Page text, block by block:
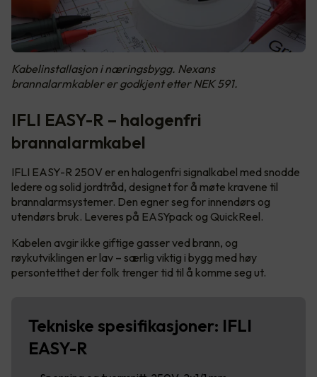
Kabelinstallasjon i næringsbygg. Nexans
brannalarmkabler er godkjent etter NEK 591.
IFLI EASY-R – halogenfri
brannalarmkabel
IFLI EASY-R 250V er en halogenfri signalkabel med snodde
ledere og solid jordtråd, designet for å møte kravene til
brannalarmsystemer. Den egner seg for innendørs og
utendørs bruk. Leveres på EASYpack og QuickReel.
Kabelen avgir ikke giftige gasser ved brann, og
røykutviklingen er lav – særlig viktig i bygg med høy
persontetthet der folk trenger tid til å komme seg ut.
Tekniske spesifikasjoner: IFLI
EASY-R